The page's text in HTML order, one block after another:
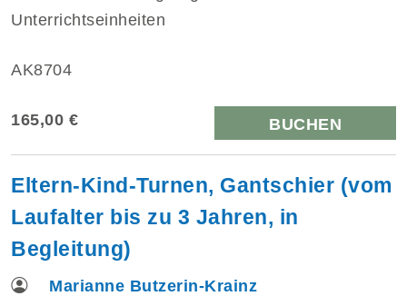
Unterrichtseinheiten
AK8704
165,00 € BUCHEN
Eltern-Kind-Turnen, Gantschier (vom
Laufalter bis zu 3 Jahren, in
Begleitung)
Marianne Butzerin-Krainz